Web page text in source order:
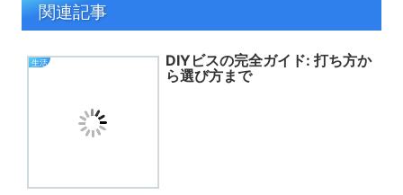
関連記事
生活
DIYビスの完全ガイド: 打ち方か
ら選び方まで